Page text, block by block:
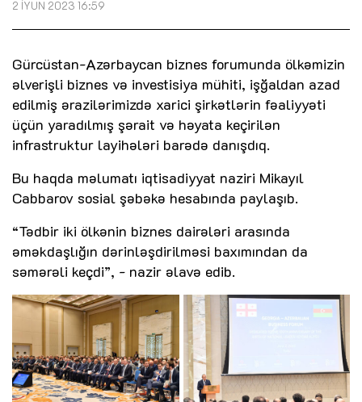
2 İYUN 2023 16:59
Gürcüstan-Azərbaycan biznes forumunda ölkəmizin
əlverişli biznes və investisiya mühiti, işğaldan azad
edilmiş ərazilərimizdə xarici şirkətlərin fəaliyyəti
üçün yaradılmış şərait və həyata keçirilən
infrastruktur layihələri barədə danışdıq.
Bu haqda məlumatı iqtisadiyyat naziri Mikayıl
Cabbarov sosial şəbəkə hesabında paylaşıb.
“Tədbir iki ölkənin biznes dairələri arasında
əməkdaşlığın dərinləşdirilməsi baxımından da
səmərəli keçdi”, - nazir əlavə edib.